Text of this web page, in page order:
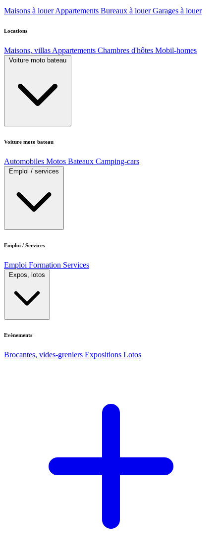
Maisons à louer Appartements Bureaux à louer Garages à louer
Locations
Maisons, villas Appartements Chambres d'hôtes Mobil-homes
Voiture moto bateau
Voiture moto bateau
Automobiles Motos Bateaux Camping-cars
Emploi / services
Emploi / Services
Emploi Formation Services
Expos, lotos
Evènements
Brocantes, vides-greniers Expositions Lotos